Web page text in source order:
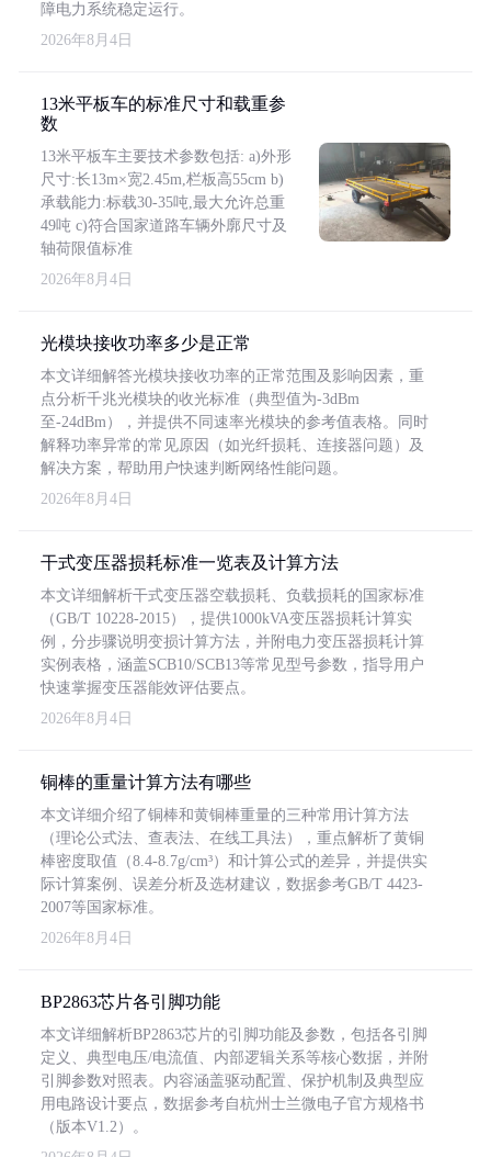
障电力系统稳定运行。
2026年8月4日
13米平板车的标准尺寸和载重参
数
13米平板车主要技术参数包括: a)外形
尺寸:长13m×宽2.45m,栏板高55cm b)
承载能力:标载30-35吨,最大允许总重
49吨 c)符合国家道路车辆外廓尺寸及
轴荷限值标准
2026年8月4日
光模块接收功率多少是正常
本文详细解答光模块接收功率的正常范围及影响因素，重
点分析千兆光模块的收光标准（典型值为-3dBm
至-24dBm），并提供不同速率光模块的参考值表格。同时
解释功率异常的常见原因（如光纤损耗、连接器问题）及
解决方案，帮助用户快速判断网络性能问题。
2026年8月4日
干式变压器损耗标准一览表及计算方法
本文详细解析干式变压器空载损耗、负载损耗的国家标准
（GB/T 10228-2015），提供1000kVA变压器损耗计算实
例，分步骤说明变损计算方法，并附电力变压器损耗计算
实例表格，涵盖SCB10/SCB13等常见型号参数，指导用户
快速掌握变压器能效评估要点。
2026年8月4日
铜棒的重量计算方法有哪些
本文详细介绍了铜棒和黄铜棒重量的三种常用计算方法
（理论公式法、查表法、在线工具法），重点解析了黄铜
棒密度取值（8.4-8.7g/cm³）和计算公式的差异，并提供实
际计算案例、误差分析及选材建议，数据参考GB/T 4423-
2007等国家标准。
2026年8月4日
BP2863芯片各引脚功能
本文详细解析BP2863芯片的引脚功能及参数，包括各引脚
定义、典型电压/电流值、内部逻辑关系等核心数据，并附
引脚参数对照表。内容涵盖驱动配置、保护机制及典型应
用电路设计要点，数据参考自杭州士兰微电子官方规格书
（版本V1.2）。